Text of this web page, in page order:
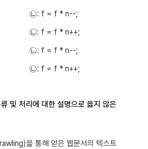
0 ㉡: f = f * n--;
0 ㉡: f = f * n++;
0 ㉡: f = f * n--;
0 ㉡: f = f * n++;
및 처리에 대한 설명으로 옳지 않은
을 통해 얻은 웹문서의 텍스트